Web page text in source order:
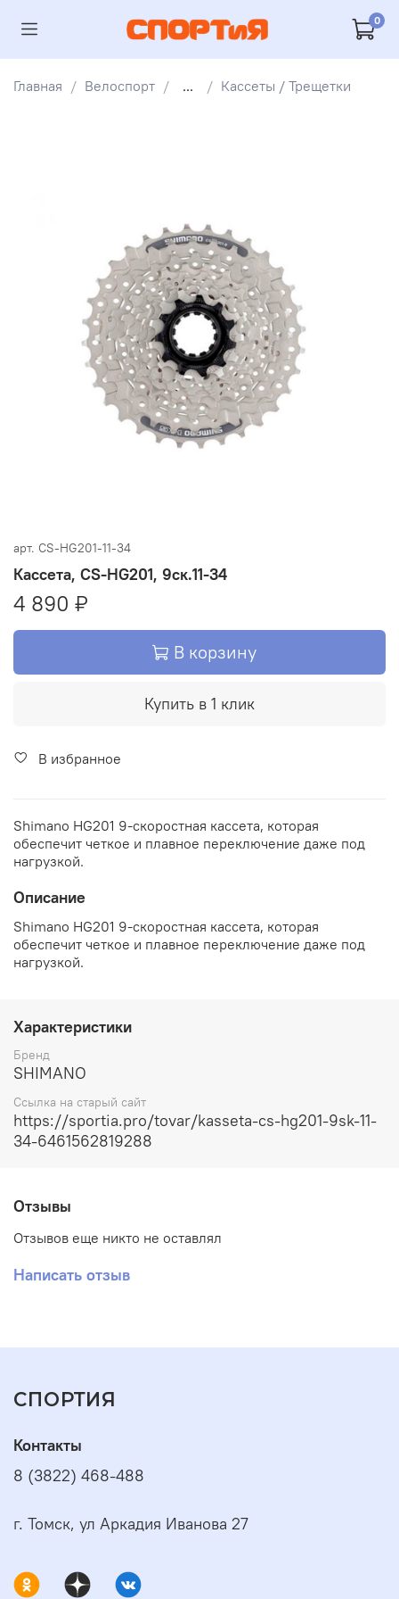
0
Главная Велоспорт ... Кассеты / Трещетки
арт. CS-HG201-11-34
Кассета, CS-HG201, 9ск.11-34
4 890 ₽
В корзину
Купить в 1 клик
В избранное
Shimano HG201 9-скоростная кассета, которая
обеспечит четкое и плавное переключение даже под
нагрузкой.
Описание
Shimano HG201 9-скоростная кассета, которая
обеспечит четкое и плавное переключение даже под
нагрузкой.
Характеристики
Бренд
SHIMANO
Ссылка на старый сайт
https://sportia.pro/tovar/kasseta-cs-hg201-9sk-11-
34-6461562819288
Отзывы
Отзывов еще никто не оставлял
Написать отзыв
СПОРТИЯ
Контакты
8 (3822) 468-488
г. Томск, ул Аркадия Иванова 27